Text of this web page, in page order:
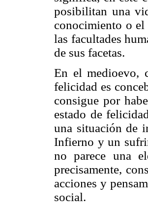
posibilitan una
conocimiento o
las facultades
de sus facetas.
En el medioevo,
felicidad es
consigue por
estado de
una situación de
Infierno y un
no parece una
precisamente,
acciones y
social.